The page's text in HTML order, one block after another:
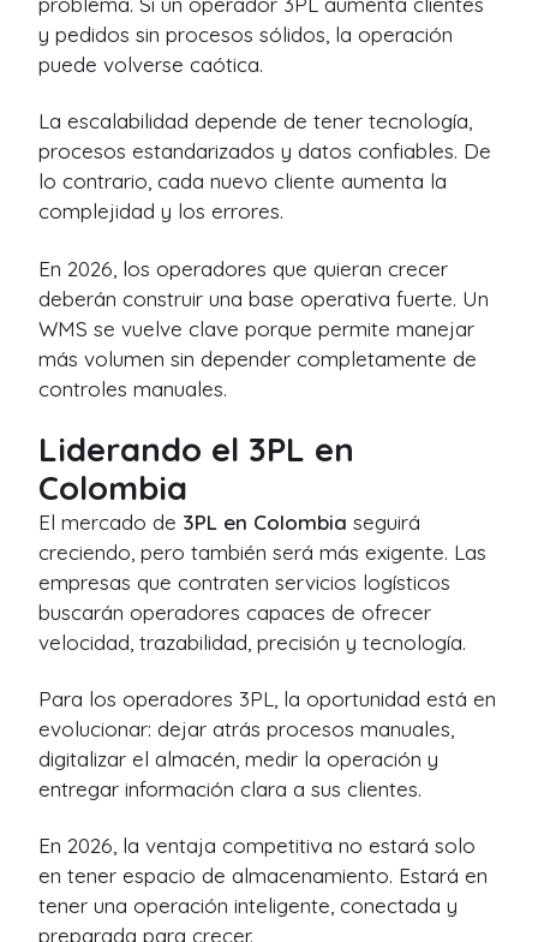
y pedidos sin procesos sólidos, la operación
puede volverse caótica.
La escalabilidad depende de tener tecnología,
procesos estandarizados y datos confiables. De
lo contrario, cada nuevo cliente aumenta la
complejidad y los errores.
En 2026, los operadores que quieran crecer
deberán construir una base operativa fuerte. Un
WMS se vuelve clave porque permite manejar
más volumen sin depender completamente de
controles manuales.
Liderando el 3PL en
Colombia
El mercado de 3PL en Colombia seguirá
creciendo, pero también será más exigente. Las
empresas que contraten servicios logísticos
buscarán operadores capaces de ofrecer
velocidad, trazabilidad, precisión y tecnología.
Para los operadores 3PL, la oportunidad está en
evolucionar: dejar atrás procesos manuales,
digitalizar el almacén, medir la operación y
entregar información clara a sus clientes.
En 2026, la ventaja competitiva no estará solo
en tener espacio de almacenamiento. Estará en
tener una operación inteligente, conectada y
preparada para crecer.